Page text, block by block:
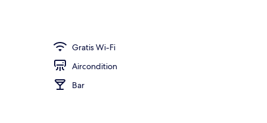
Gratis Wi-Fi
Aircondition
Bar